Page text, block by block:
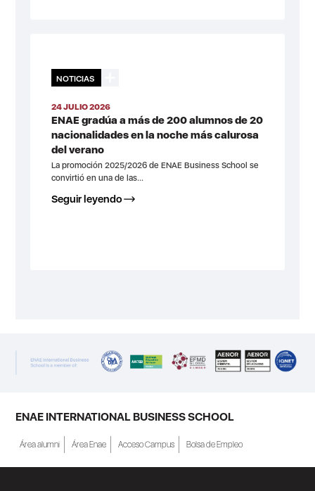
NOTICIAS
24 JULIO 2026
ENAE gradúa a más de 200 alumnos de 20
nacionalidades en la noche más calurosa
del verano
La promoción 2025/2026 de ENAE Business School se
convirtió en una de las...
Seguir leyendo
ENAE INTERNATIONAL BUSINESS SCHOOL
Área alumni Área Enae Acceso Campus Bolsa de Empleo